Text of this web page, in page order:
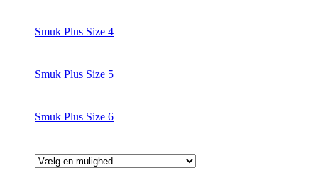
Smuk Plus Size 4
Smuk Plus Size 5
Smuk Plus Size 6